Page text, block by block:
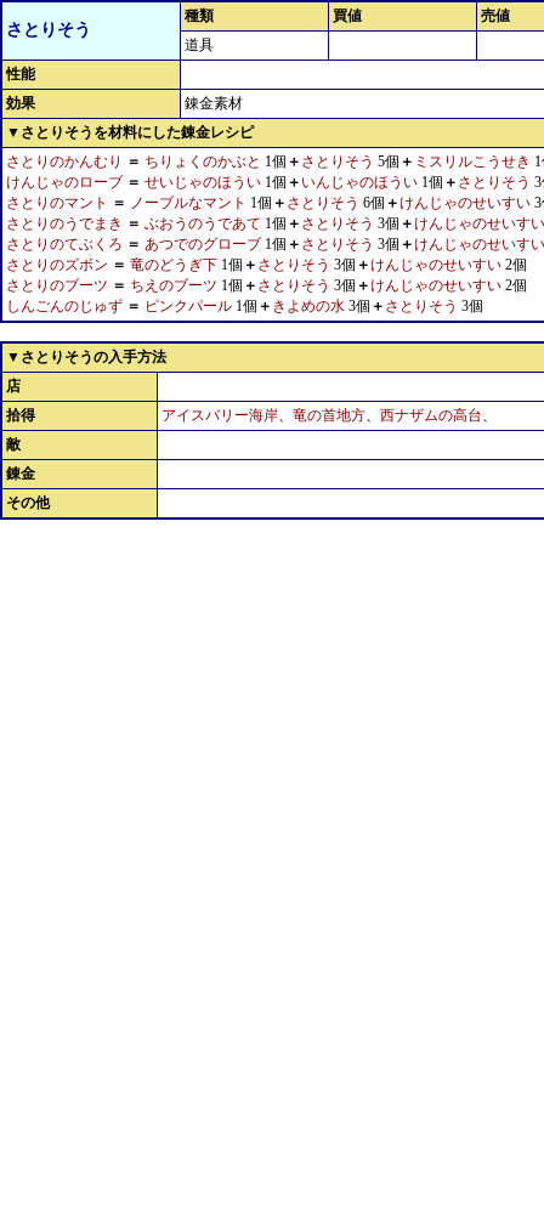
さとりそう
種類 買値
売値
道具
性能
効果
錬金素材
▼さとりそうを材料にした錬金レシピ
さとりのかんむり ＝ ちりょくのかぶと 1個 ＋ さとりそう 5個 ＋ ミスリルこうせき
けんじゃのローブ ＝ せいじゃのほうい 1個 ＋ いんじゃのほうい 1個 ＋ さとりそう
さとりのマント ＝ ノーブルなマント 1個 ＋ さとりそう 6個 ＋ けんじゃのせいすい
さとりのうでまき ＝ ぶおうのうであて 1個 ＋ さとりそう 3個 ＋ けんじゃのせいすい
さとりのてぶくろ ＝ あつでのグローブ 1個 ＋ さとりそう 3個 ＋ けんじゃのせいすい
さとりのズボン ＝ 竜のどうぎ下 1個 ＋ さとりそう 3個 ＋ けんじゃのせいすい 2個
さとりのブーツ ＝ ちえのブーツ 1個 ＋ さとりそう 3個 ＋ けんじゃのせいすい 2個
しんごんのじゅず ＝ ピンクパール 1個 ＋ きよめの水 3個 ＋ さとりそう 3個
▼さとりそうの入手方法
店
拾得
アイスバリー海岸、 竜の首地方、 西ナザムの高台、
敵
錬金
その他